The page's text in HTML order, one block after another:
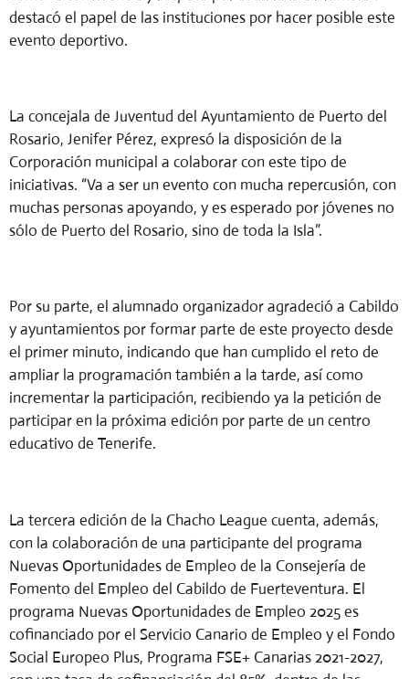
destacó el papel de las instituciones por hacer posible este
evento deportivo.
La concejala de Juventud del Ayuntamiento de Puerto del
Rosario, Jenifer Pérez, expresó la disposición de la
Corporación municipal a colaborar con este tipo de
iniciativas. “Va a ser un evento con mucha repercusión, con
muchas personas apoyando, y es esperado por jóvenes no
sólo de Puerto del Rosario, sino de toda la Isla”.
Por su parte, el alumnado organizador agradeció a Cabildo
y ayuntamientos por formar parte de este proyecto desde
el primer minuto, indicando que han cumplido el reto de
ampliar la programación también a la tarde, así como
incrementar la participación, recibiendo ya la petición de
participar en la próxima edición por parte de un centro
educativo de Tenerife.
La tercera edición de la Chacho League cuenta, además,
con la colaboración de una participante del programa
Nuevas Oportunidades de Empleo de la Consejería de
Fomento del Empleo del Cabildo de Fuerteventura. El
programa Nuevas Oportunidades de Empleo 2025 es
cofinanciado por el Servicio Canario de Empleo y el Fondo
Social Europeo Plus, Programa FSE+ Canarias 2021-2027,